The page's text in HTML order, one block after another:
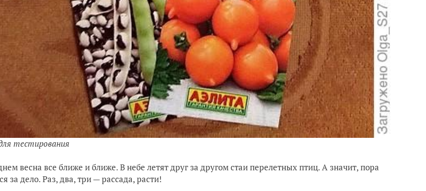
тестирования
весна все ближе и ближе. В небе летят друг за другом стаи перелетных птиц. А значит, пора
за дело. Раз, два, три — рассада, расти!